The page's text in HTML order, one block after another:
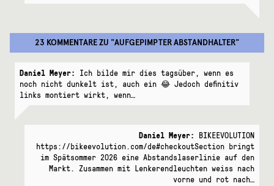
23 KOMMENTAREZU "AUFGEPIMPTER ABSTANDHALTER"
Daniel Meyer: Ich bilde mir dies tagsüber, wenn es
noch nicht dunkelt ist, auch ein 😂 Jedoch definitiv
links montiert wirkt, wenn…
Daniel Meyer: BIKEEVOLUTION
https://bikeevolution.com/de#checkoutSection bringt
im Spätsommer 2026 eine Abstandslaserlinie auf den
Markt. Zusammen mit Lenkerendleuchten weiss nach
vorne und rot nach…